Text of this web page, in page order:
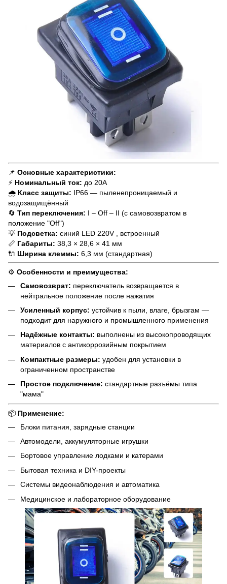
📌 Основные характеристики:
⚡ Номинальный ток: до 20А
🌧 Класс защиты: IP66 — пыленепроницаемый и
водозащищённый
🔄 Тип переключения: I – Off – II (с самовозвратом в
положение "Off")
💡 Подсветка: синий LED 220V , встроенный
📏 Габариты: 38,3 × 28,6 × 41 мм
🔌 Ширина клеммы: 6,3 мм (стандартная)
⚙ Особенности и преимущества:
Самовозврат: переключатель возвращается в
нейтральное положение после нажатия
Усиленный корпус: устойчив к пыли, влаге, брызгам —
подходит для наружного и промышленного применения
Надёжные контакты: выполнены из высокопроводящих
материалов с антикоррозийным покрытием
Компактные размеры: удобен для установки в
ограниченном пространстве
Простое подключение: стандартные разъёмы типа
"мама"
📦 Применение:
Блоки питания, зарядные станции
Автомодели, аккумуляторные игрушки
Бортовое управление лодками и катерами
Бытовая техника и DIY-проекты
Системы видеонаблюдения и автоматика
Медицинское и лабораторное оборудование